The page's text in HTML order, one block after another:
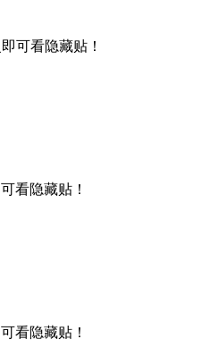
可看隐藏贴！
看隐藏贴！
看隐藏贴！